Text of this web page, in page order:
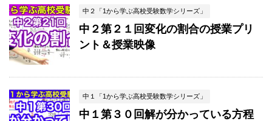
中２「1から学ぶ高校受験数学シリーズ」
中２第２１回変化の割合の授業プリ
ント＆授業映像
中１「1から学ぶ高校受験数学シリーズ」
中１第３０回解が分かっている方程